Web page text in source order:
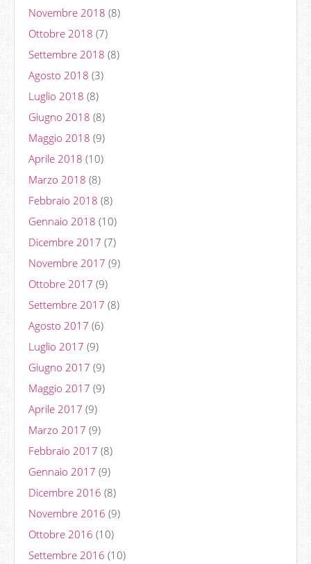
Novembre 2018 (8)
Ottobre 2018 (7)
Settembre 2018 (8)
Agosto 2018 (3)
Luglio 2018 (8)
Giugno 2018 (8)
Maggio 2018 (9)
Aprile 2018 (10)
Marzo 2018 (8)
Febbraio 2018 (8)
Gennaio 2018 (10)
Dicembre 2017 (7)
Novembre 2017 (9)
Ottobre 2017 (9)
Settembre 2017 (8)
Agosto 2017 (6)
Luglio 2017 (9)
Giugno 2017 (9)
Maggio 2017 (9)
Aprile 2017 (9)
Marzo 2017 (9)
Febbraio 2017 (8)
Gennaio 2017 (9)
Dicembre 2016 (8)
Novembre 2016 (9)
Ottobre 2016 (10)
Settembre 2016 (10)